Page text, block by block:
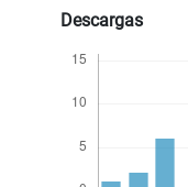
Descargas